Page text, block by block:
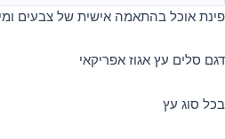
פינת אוכל בהתאמה אישית של צבעים
דגם סלים עץ אגוז אפריקאי
בכל סוג עץ